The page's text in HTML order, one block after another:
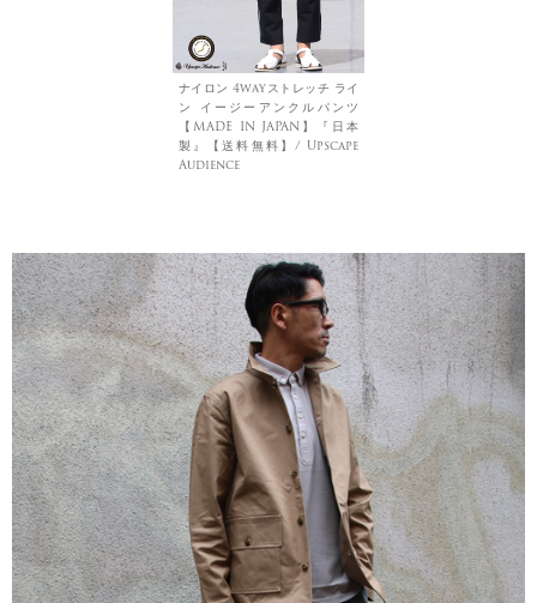
ナイロン 4wayストレッチ ライ
ン イージーアンクルパンツ
【MADE IN JAPAN】『日本
製』【送料無料】/ Upscape
Audience